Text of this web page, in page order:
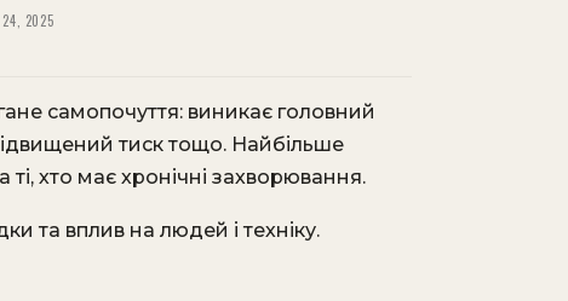
2025
самопочуття: виникає головний
тиск тощо. Найбільше
ті, хто має хронічні захворювання.
та вплив на людей і техніку.